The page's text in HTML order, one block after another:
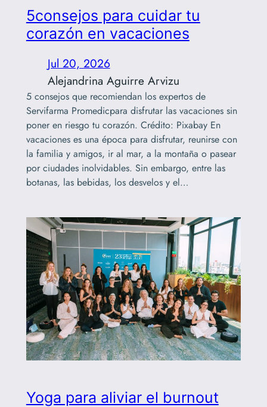
5consejos para cuidar tu
corazón en vacaciones
Jul 20, 2026
Alejandrina Aguirre Arvizu
5 consejos que recomiendan los expertos de
Servifarma Promedicpara disfrutar las vacaciones sin
poner en riesgo tu corazón. Crédito: Pixabay En
vacaciones es una época para disfrutar, reunirse con
la familia y amigos, ir al mar, a la montaña o pasear
por ciudades inolvidables. Sin embargo, entre las
botanas, las bebidas, los desvelos y el…
Yoga para aliviar el burnout